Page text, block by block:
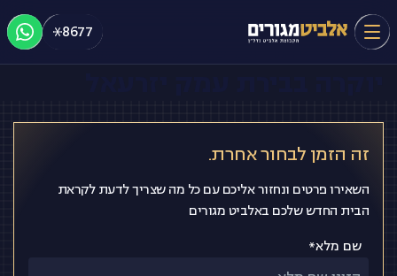
to
content
אודות אלביט מגורים
פרויקטים
8677
רובע השדה באילת
פארק צמרת, עפולה – מגורי
זה הזמן לבחור אחרת.
השאירו פרטים ונחזור אליכם עם כל מה שצריך לדעת לקראת
הבית החדש שלכם באלביט מגורים
שם מלא*